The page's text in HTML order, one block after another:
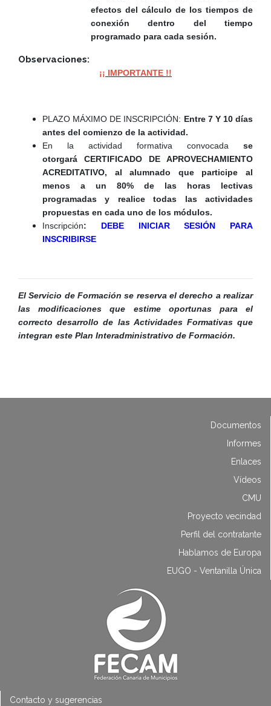
efectos del cálculo de los tiempos de
conexión dentro del tiempo
programado para cada sesión.
Observaciones:
¡¡ IMPORTANTE !!
PLAZO MÁXIMO DE INSCRIPCIÓN: Entre 7 Y 10 días
antes del comienzo de la actividad.
En la actividad formativa convocada se
otorgará CERTIFICADO DE APROVECHAMIENTO
ACREDITATIVO, al alumnado que participe al
menos a un 80% de las horas lectivas
programadas y realice todas las actividades
propuestas en cada uno de los módulos.
Inscripción:
DEBE INICIAR SESIÓN PARA
INSCRIBIRSE
El Servicio de Formación se reserva el derecho a realizar
las modificaciones que estime oportunas para el
correcto desarrollo de las Actividades Formativas que
integran este Plan Interadministrativo de Formación.
Documentos
Informes
Enlaces
Vídeos
CMU
Proyecto vecindad
Perfil del contratante
Hablamos de Europa
EUGO - Ventanilla Única
Contacto y sugerencias